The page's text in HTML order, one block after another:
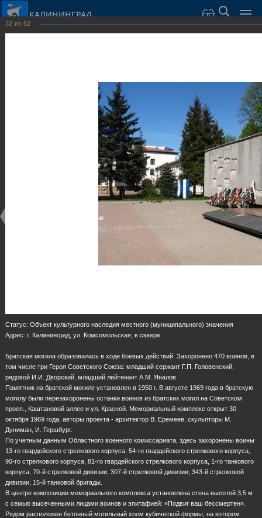
КАЛИНИНГРАД
Скульптуры и мемориалы
32 из 62
Статус: Объект культурного наследия местного (муниципального) значения
Адрес: г. Калининград, ул. Комсомольская, в сквере
Братская могила образовалась в ходе боевых действий. Захоронено 470 воинов, в
том числе три Героя Советского Союза: младший сержант Г.П. Головенский,
рядовой И.И. Дворский, младший лейтенант А.М. Яналов.
Памятник на братской могиле установлен в 1950 г. В августе 1969 года в братскую
могилу были перезахоронены останки воинов из братских могил на Советском
просп., Каштановой аллее и ул. Красной. Мемориальный комплекс открыт 30
октября 1969 года, авторы проекта - архитектор В. Еремеев, скульпторы М.
Дуниман, И. Гершбург.
По учетным данным Областного военного комиссариата, здесь захоронены воины
13-го гвардейского стрелкового корпуса, 54-го гвардейского стрелкового корпуса,
90-го стрелкового корпуса, 81-го гвардейского стрелкового корпуса, 1-го танкового
корпуса, 70-й стрелковой дивизии, 307-й стрелковой дивизии, 343-й стрелковой
дивизии, 15-й танковой бригады.
В центре композиции мемориального комплекса установлена стена высотой 3,5 м
с семью высеченными лицами воинов и эпитафией: «Подвиг ваш бессмертен».
Рядом расположен бетонный могильный холм кубической формы, на котором